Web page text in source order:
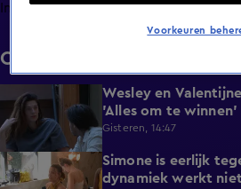
Info
Clips
0:26
Wesley en
'Alles om te winnen'
Gisteren, 14:47
1:12
Simone is eerlijk
dynamiek werkt
Voorkeuren